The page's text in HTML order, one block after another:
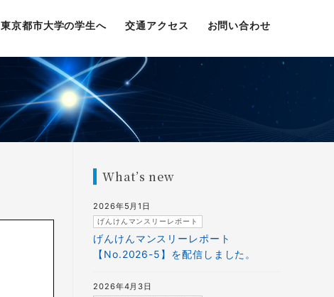
東京都市大学の学生へ 交通アクセス お問い合わせ
What’s new
げんけんマンスリーレポート
【No.2026-5】を配信しました。
げんけんマンスリーレポート
2026年5月1日
2026年4月3日